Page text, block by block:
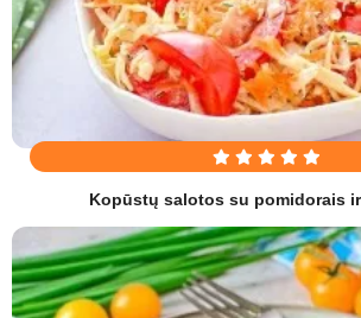
Kopūstų salotos su pomidorais